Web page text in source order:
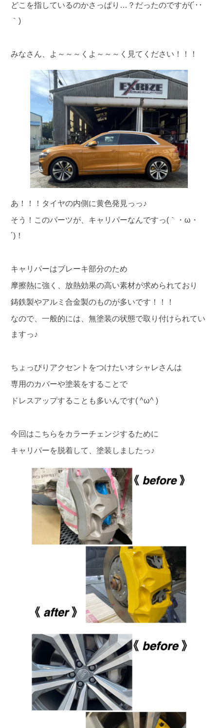
どこを指しているのかさっぱり…？だったのですが(´･･
｀)
みなさん、よ～～～くよ～～～く見てください！！！
あ！！！タイヤの内側に黄色発見っっ♪
そう！このパーツが、キャリパーなんですっ(｀・ω・
´)！
キャリパーはブレーキ部分のため
摩擦熱に強く、放熱効果の高い素材が求められており
鋳鉄製やアルミ合金製のものが多いです！！！
なので、一般的には、無塗装の状態で取り付けられてい
ますっ♪
ちょっぴりアクセントをつけたいオシャレさんは
専用のカバーや塗装をすることで
ドレスアップすることも多いんです( ^ω^ )
今回はこちらをカラーチェンジするために
キャリパーを脱着して、塗装しましたっ♪